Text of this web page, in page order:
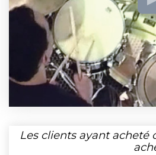
Les clients ayant